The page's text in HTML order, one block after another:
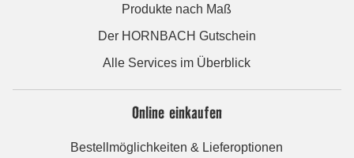
Produkte nach Maß
Der HORNBACH Gutschein
Alle Services im Überblick
Online einkaufen
Bestellmöglichkeiten & Lieferoptionen